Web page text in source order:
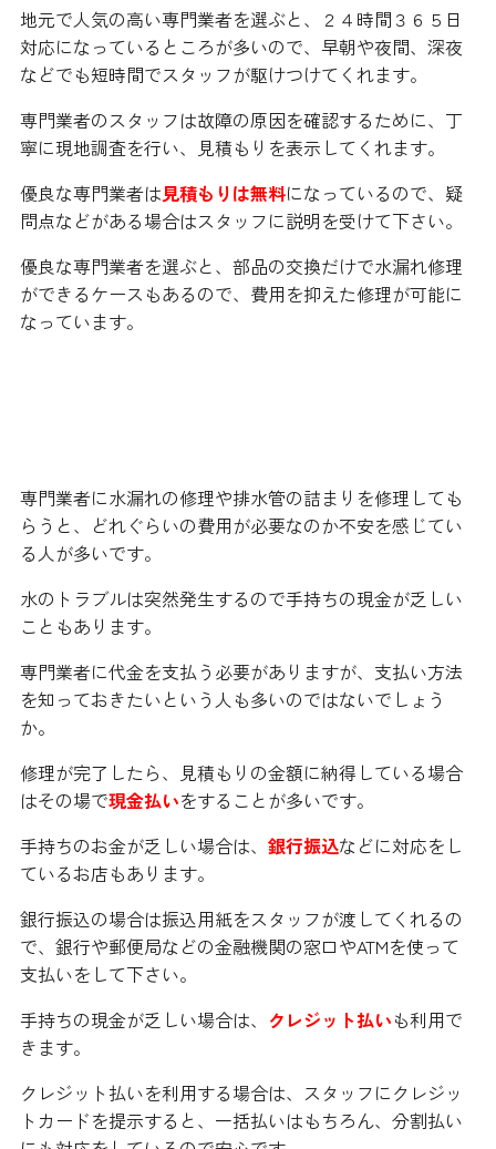
地元で人気の高い専門業者を選ぶと、２４時間３６５日
対応になっているところが多いので、早朝や夜間、深夜
などでも短時間でスタッフが駆けつけてくれます。
専門業者のスタッフは故障の原因を確認するために、丁
寧に現地調査を行い、見積もりを表示してくれます。
優良な専門業者は見積もりは無料になっているので、疑
問点などがある場合はスタッフに説明を受けて下さい。
優良な専門業者を選ぶと、部品の交換だけで水漏れ修理
ができるケースもあるので、費用を抑えた修理が可能に
なっています。
専門業者に水漏れの修理や排水管の詰まりを修理しても
らうと、どれぐらいの費用が必要なのか不安を感じてい
る人が多いです。
水のトラブルは突然発生するので手持ちの現金が乏しい
こともあります。
専門業者に代金を支払う必要がありますが、支払い方法
を知っておきたいという人も多いのではないでしょう
か。
修理が完了したら、見積もりの金額に納得している場合
はその場で現金払いをすることが多いです。
手持ちのお金が乏しい場合は、 銀行振込などに対応をし
ているお店もあります。
銀行振込の場合は振込用紙をスタッフが渡してくれるの
で、銀行や郵便局などの金融機関の窓口やATMを使って
支払いをして下さい。
手持ちの現金が乏しい場合は、 クレジット払いも利用で
きます。
クレジット払いを利用する場合は、スタッフにクレジッ
トカードを提示すると、一括払いはもちろん、分割払い